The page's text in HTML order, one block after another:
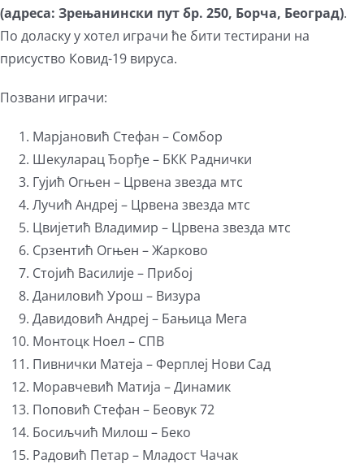
(адреса: Зрењанински пут бр. 250, Борча, Београд).
По доласку у хотел играчи ће бити тестирани на
присуство Ковид-19 вируса.
Позвани играчи:
Марјановић Стефан – Сомбор
Шекуларац Ђорђе – БКК Раднички
Гујић Огњен – Црвена звезда мтс
Лучић Андреј – Црвена звезда мтс
Цвијетић Владимир – Црвена звезда мтс
Срзентић Огњен – Жарково
Стојић Василије – Прибој
Даниловић Урош – Визура
Давидовић Андреј – Бањица Мега
Монтоцк Ноел – СПВ
Пивнички Матеја – Ферплеј Нови Сад
Моравчевић Матија – Динамик
Поповић Стефан – Беовук 72
Босиљчић Милош – Беко
Радовић Петар – Младост Чачак